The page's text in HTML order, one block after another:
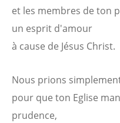
et les membres de ton
un esprit d'amour
à cause de Jésus Christ.
Nous prions
pour que ton Eglise
prudence,